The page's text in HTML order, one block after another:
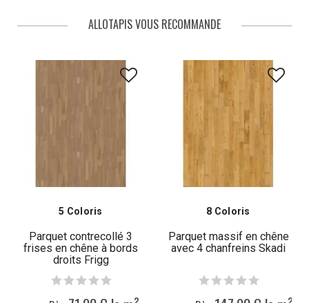
d’explorer ses multiples facettes.ALLOTAPIS VOUS RECOMMANDE
5 Coloris
Parquet contrecollé 3
frises en chêne à bords
droits Frigg
8 Coloris
Parquet massif en chêne
avec 4 chanfreins Skadi